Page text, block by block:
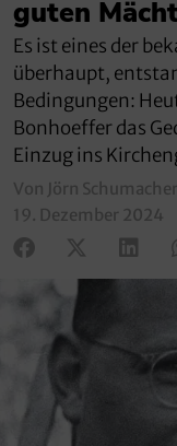
guten
Es ist eines der
überhaupt,
Bedingungen:
Bonhoeffer das
Einzug ins
Von Jörn Schumacher
19. Dezember 2024